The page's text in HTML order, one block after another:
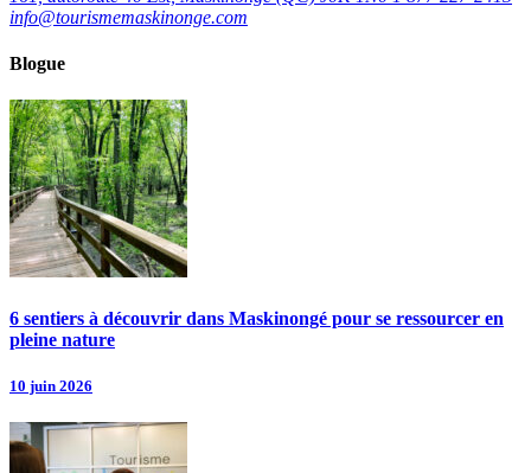
info@tourismemaskinonge.com
Blogue
6 sentiers à découvrir dans Maskinongé pour se ressourcer en
pleine nature
10 juin 2026